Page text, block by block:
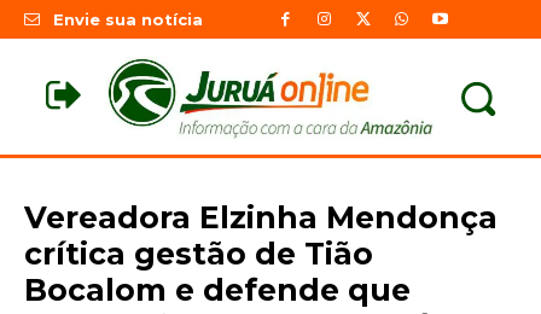
Envie sua notícia
Vereadora Elzinha Mendonça
crítica gestão de Tião
Bocalom e defende que